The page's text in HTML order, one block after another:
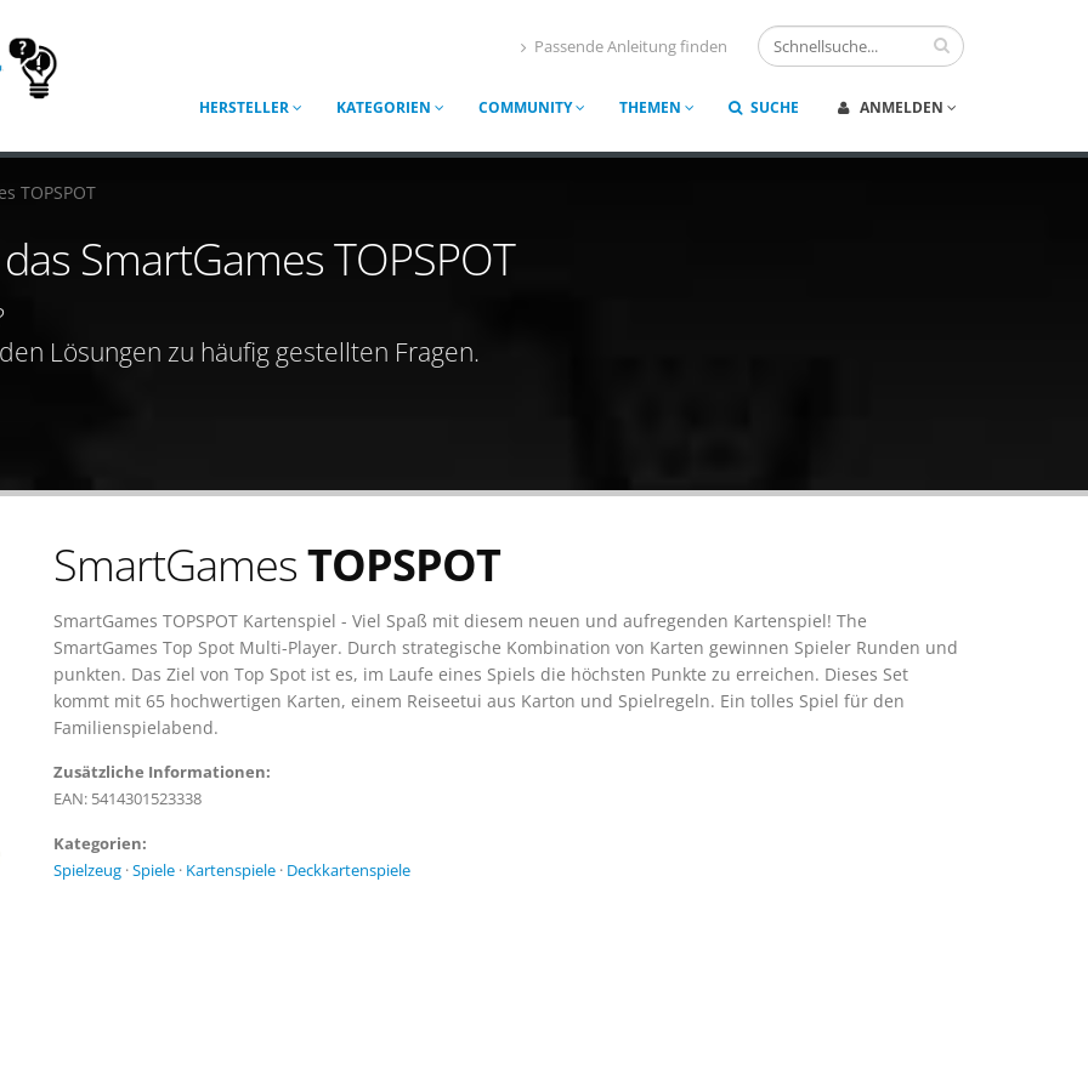
Passende Anleitung finden
HERSTELLER KATEGORIEN COMMUNITY THEMEN SUCHE ANMELDEN
TOPSPOT
SmartGames TOPSPOT
Lösungen zu häufig gestellten Fragen.
SmartGamesTOPSPOT
SmartGames TOPSPOT Kartenspiel - Viel Spaß mit diesem neuen und aufregenden Kartenspiel! The
SmartGames Top Spot Multi-Player. Durch strategische Kombination von Karten gewinnen Spieler Runden und
punkten. Das Ziel von Top Spot ist es, im Laufe eines Spiels die höchsten Punkte zu erreichen. Dieses Set
kommt mit 65 hochwertigen Karten, einem Reiseetui aus Karton und Spielregeln. Ein tolles Spiel für den
Familienspielabend.
Zusätzliche Informationen:
EAN: 5414301523338
Kategorien:
Spielzeug ·Spiele · Kartenspiele · Deckkartenspiele